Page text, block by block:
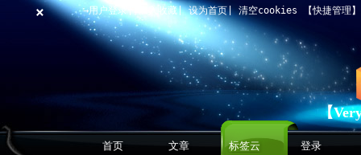
× →用户登录| 加入收藏|设为首页|清空cookies 【快捷管理
首页 文章 标签云 登录
【